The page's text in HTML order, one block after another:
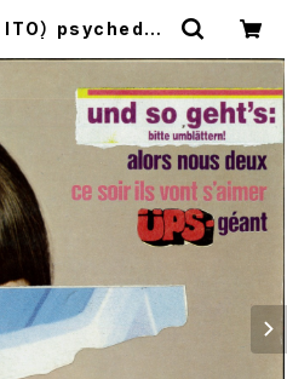
ITO） psychedeli